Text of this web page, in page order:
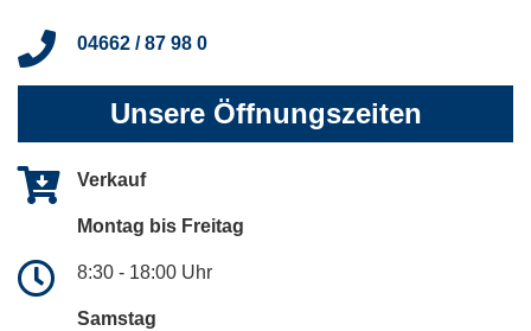
04662 / 87 98 0
Unsere Öffnungszeiten
Verkauf
Montag bis Freitag
8:30 - 18:00 Uhr
Samstag